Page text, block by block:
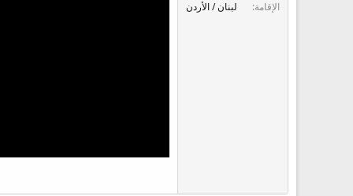
ع
الإقامة
لبنان / الأردن